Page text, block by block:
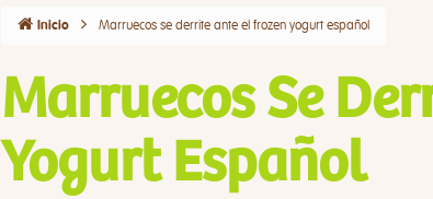
Inicio Marruecos se derrite ante el frozen yogurt español
Marruecos Se
Yogurt Español